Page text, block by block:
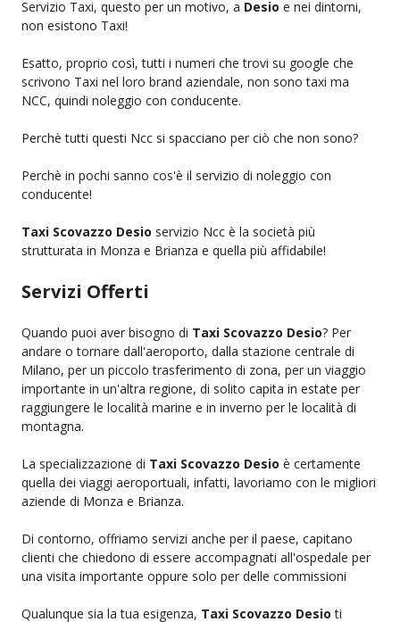
Servizio Taxi, questo per un motivo, a Desio e nei dintorni,
non esistono Taxi!
Esatto, proprio così, tutti i numeri che trovi su google che
scrivono Taxi nel loro brand aziendale, non sono taxi ma
NCC, quindi noleggio con conducente.
Perchè tutti questi Ncc si spacciano per ciò che non sono?
Perchè in pochi sanno cos'è il servizio di noleggio con
conducente!
Taxi Scovazzo Desio servizio Ncc è la società più
strutturata in Monza e Brianza e quella più affidabile!
Servizi Offerti
Quando puoi aver bisogno di Taxi Scovazzo Desio? Per
andare o tornare dall'aeroporto, dalla stazione centrale di
Milano, per un piccolo trasferimento di zona, per un viaggio
importante in un'altra regione, di solito capita in estate per
raggiungere le località marine e in inverno per le località di
montagna.
La specializzazione di Taxi Scovazzo Desio è certamente
quella dei viaggi aeroportuali, infatti, lavoriamo con le migliori
aziende di Monza e Brianza.
Di contorno, offriamo servizi anche per il paese, capitano
clienti che chiedono di essere accompagnati all'ospedale per
una visita importante oppure solo per delle commissioni
Qualunque sia la tua esigenza, Taxi Scovazzo Desio ti